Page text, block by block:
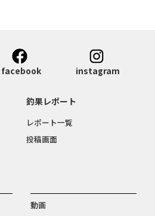
facebook instagram
動画
釣果レポート
レポート一覧
投稿画面